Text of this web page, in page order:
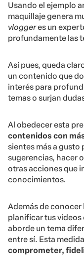
Usando el ejemplo
maquillaje genera
vloggeres un
profundamente las
Así pues, queda
un contenido que
interés para
temas o surjan
Al obedecer esta
contenidos con
sientes más a gusto
sugerencias, hacer
otras acciones que
conocimientos.
Además de
planificar tus
aborde un tema
entre sí. Esta
comprometer,